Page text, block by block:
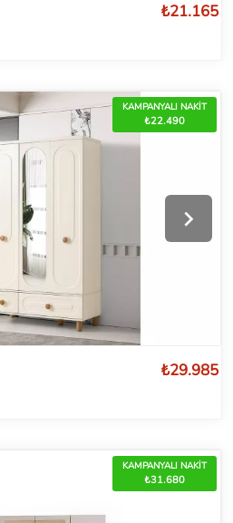
₺21.165
KAMPANYALI NAKİT
₺22.490
₺29.985
KAMPANYALI NAKİT
₺31.680